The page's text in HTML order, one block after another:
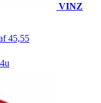
VINZ
45,55